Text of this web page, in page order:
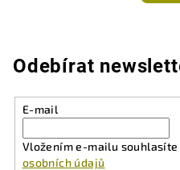
Odebírat
E-mail
Vložením e-mailu souhlasíte
osobních údajů